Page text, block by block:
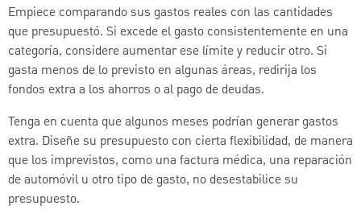
Empiece comparando sus gastos reales con las cantidades
que presupuestó. Si excede el gasto consistentemente en una
categoría, considere aumentar ese límite y reducir otro. Si
gasta menos de lo previsto en algunas áreas, redirija los
fondos extra a los ahorros o al pago de deudas.
Tenga en cuenta que algunos meses podrían generar gastos
extra. Diseñe su presupuesto con cierta flexibilidad, de manera
que los imprevistos, como una factura médica, una reparación
de automóvil u otro tipo de gasto, no desestabilice su
presupuesto.